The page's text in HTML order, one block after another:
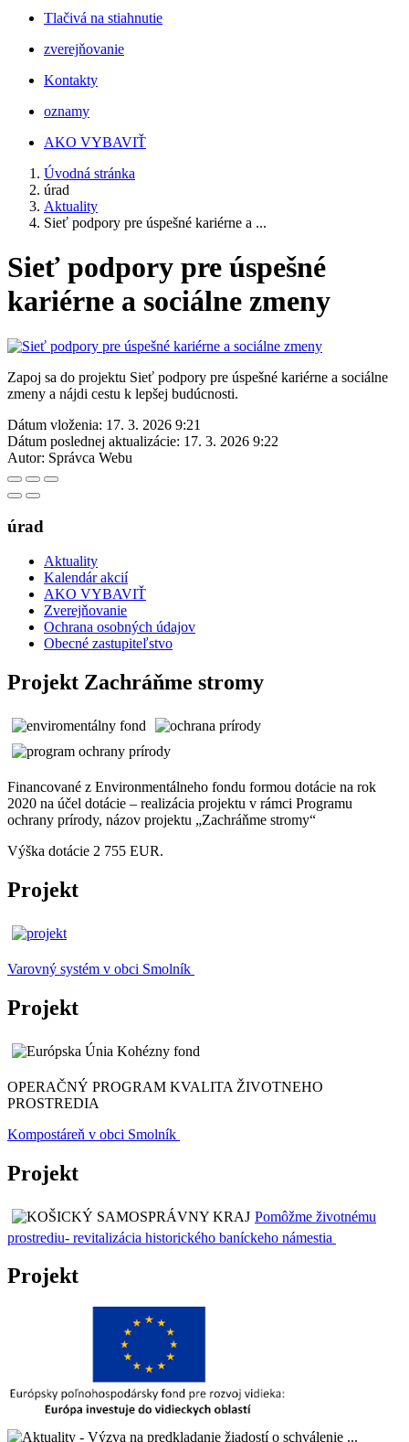
Tlačivá na stiahnutie
zverejňovanie
Kontakty
oznamy
AKO VYBAVIŤ
Úvodná stránka
úrad
Aktuality
Sieť podpory pre úspešné kariérne a ...
Sieť podpory pre úspešné
kariérne a sociálne zmeny
Zapoj sa do projektu Sieť podpory pre úspešné kariérne a sociálne
zmeny a nájdi cestu k lepšej budúcnosti.
Dátum vloženia: 17. 3. 2026 9:21
Dátum poslednej aktualizácie: 17. 3. 2026 9:22
Autor: Správca Webu
úrad
Aktuality
Kalendár akcií
AKO VYBAVIŤ
Zverejňovanie
Ochrana osobných údajov
Obecné zastupiteľstvo
Projekt Zachráňme stromy
Financované z Environmentálneho fondu formou dotácie na rok
2020 na účel dotácie – realizácia projektu v rámci Programu
ochrany prírody, názov projektu „Zachráňme stromy“
Výška dotácie 2 755 EUR.
Projekt
Varovný systém v obci Smolník
Projekt
OPERAČNÝ PROGRAM KVALITA ŽIVOTNEHO
PROSTREDIA
Kompostáreň v obci Smolník
Projekt
Pomôžme životnému
prostrediu- revitalizácia historického baníckeho námestia
Projekt